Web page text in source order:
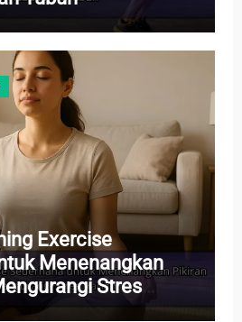
Exercise
Menenangkan
Stres